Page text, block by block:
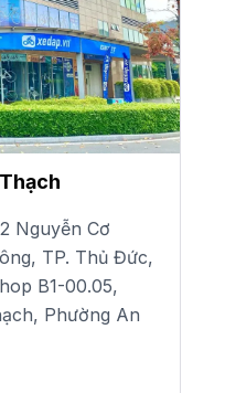
Nguyễn Cơ
TP. Thủ Đức,
B1-00.05,
Phường An